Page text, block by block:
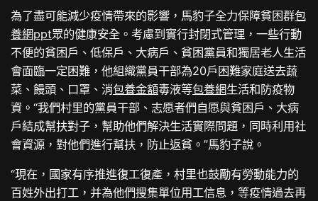
為了盡可能減少疫情帶來的影響，馬豹子全力保障貧困群包
養網ppt眾的健康安全。考慮到實行封閉式管理，一些行動
不便的貧困戶、低保戶、大病戶、貧困黨員和獨居老人生活
會面臨一定困難，他組織黨員干部為20戶困難家庭送去蔬
菜、饅頭、口罩、消包養金額毒液等包養網生活和防疫物
資。“我們村里的黨員干部、志愿者們自愿與貧困戶、大病
戶結成幫扶對子，幫助他們解決生活實際問題，同時利用社
會資源，對他們進行幫扶，防止返貧。”馬豹子說。
“現在，國家有序推進復工復產，村里也鼓勵有勞動能力的
百姓外出打工，并為他們搜集單位用工信息，等疫情過去再